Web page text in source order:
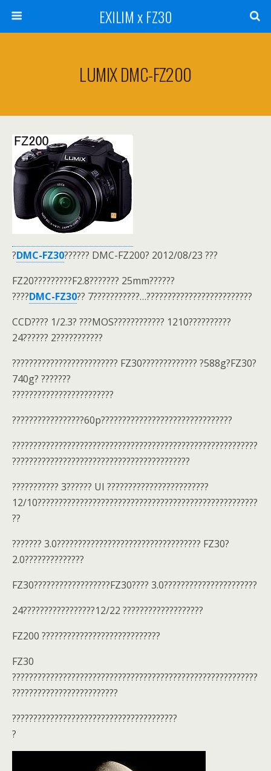
EXILIM x FZ30
LUMIX DMC-FZ200
?DMC-FZ30?????? DMC-FZ200? 2012/08/23 ???
FZ20?????????F2.8??????? 25mm??????
????DMC-FZ30?? 7???????????…?????????????????????????
CCD???? 1/2.3? ???MOS???????????? 1210??????????
24?????? 2???????????
????????????????????????? FZ30????????????? ?588g?FZ30?
740g? ???????
????????????????????????
?????????????????60p???????????????????????????????
??????????????????????????????????????????????????????????
??????????????????????????????????????????
??????????? 3?????? UI ????????????????????????
12/10????????????????????????????????????????????????????
??
??????? 3.0?????????????????????????????????? FZ30?
2.0??????????????
FZ30??????????????????FZ30???? 3.0??????????????????????
24?????????????????12/22 ???????????????????
FZ200 ????????????????????????????
FZ30
??????????????????????????????????????????????????????????
?????????????????????????
???????????????????????????????????????
?